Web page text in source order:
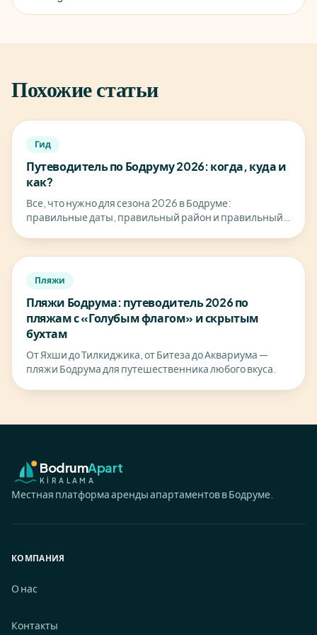
Похожие статьи
Гид
Путеводитель по Бодруму 2026: когда, куда и
как?
Все, что нужно для сезона 2026 в Бодруме:
правильные даты, правильный район и правильный
Пляжи
Пляжи Бодрума: путеводитель 2026 по
пляжам с «Голубым флагом» и скрытым
бухтам
От Яхши до Тилкиджика, от Битеза до Аквариума —
пляжи Бодрума для путешественника любого вкуса.
BodrumApart
KİRALAMA
Местная платформа аренды апартаментов в Бодруме.
КОМПАНИЯ
О нас
Контакты